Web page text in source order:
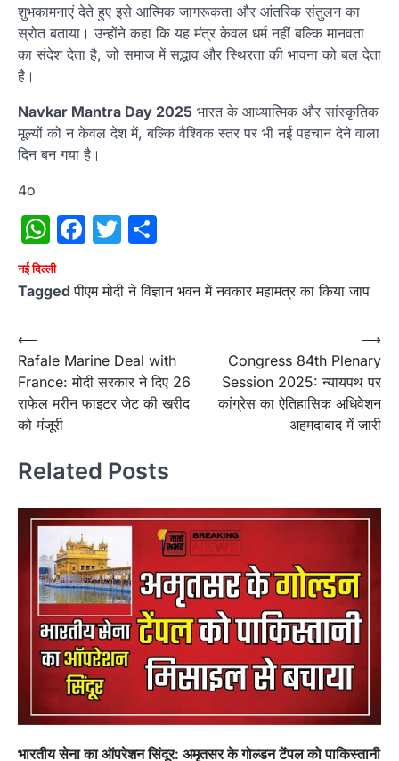
शुभकामनाएं देते हुए इसे आत्मिक जागरूकता और आंतरिक संतुलन का
स्रोत बताया। उन्होंने कहा कि यह मंत्र केवल धर्म नहीं बल्कि मानवता
का संदेश देता है, जो समाज में सद्भाव और स्थिरता की भावना को बल देता
है।
Navkar Mantra Day 2025 भारत के आध्यात्मिक और सांस्कृतिक
मूल्यों को न केवल देश में, बल्कि वैश्विक स्तर पर भी नई पहचान देने वाला
दिन बन गया है।
4o
WhatsApp
Facebook
Twitter
नई दिल्ली
Taggedपीएम मोदी ने विज्ञान भवन में नवकार महामंत्र का किया जाप
Post
navigation
⟵
Rafale Marine Deal with
France: मोदी सरकार ने दिए 26
राफेल मरीन फाइटर जेट की खरीद
को मंजूरी
Congress 84th Plenary
Session 2025: न्यायपथ पर
कांग्रेस का ऐतिहासिक अधिवेशन
अहमदाबाद में जारी
⟶
Related Posts
भारतीय सेना का ऑपरेशन सिंदूर: अमृतसर के गोल्डन टेंपल को पाकिस्तानी